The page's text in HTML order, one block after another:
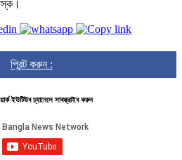
প্রিন্ট করুন :
ইউটিউব চ্যানেলে সাবস্ক্রাইব করুন